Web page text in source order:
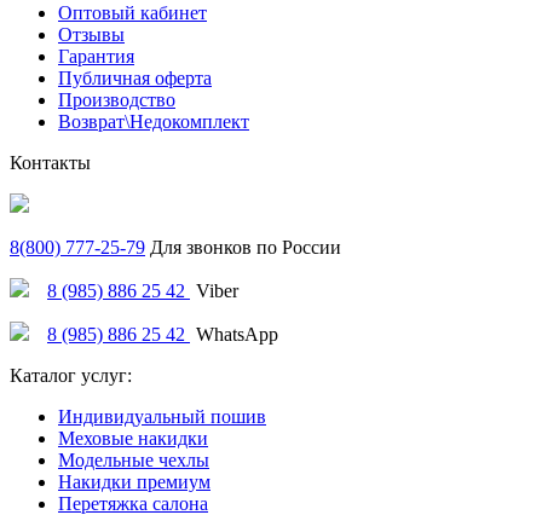
Оптовый кабинет
Отзывы
Гарантия
Публичная оферта
Производство
Возврат\Недокомплект
Контакты
8(800) 777-25-79 Для звонков по России
8 (985) 886 25 42 Viber
8 (985) 886 25 42 WhatsApp
Каталог услуг:
Индивидуальный пошив
Меховые накидки
Модельные чехлы
Накидки премиум
Перетяжка салона